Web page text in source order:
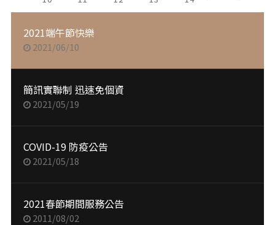
2021端午節快樂
2021/06/10
簡訊實聯制 迅速免個資
2021/05/19
COVID-19 防疫公告
2021/05/18
2021春節期間服務公告
2011/08/02